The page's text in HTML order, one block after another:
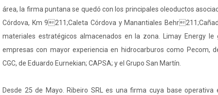
área, la firma puntana se quedó con los principales oleoductos
Córdova, Km 9211;Caleta Córdova y Manantiales
materiales estratégicos almacenados en la zona. Limay Energy le
empresas con mayor experiencia en hidrocarburos como Pecom,
CGC, de Eduardo Eurnekian; CAPSA; y el Grupo San Martín.
Desde 25 de Mayo. Ribeiro SRL es una firma cuya base